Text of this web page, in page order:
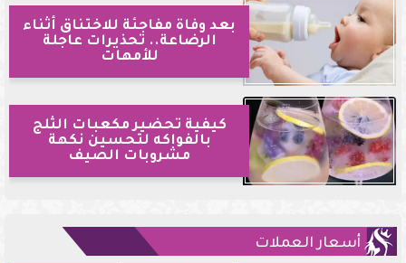
بعد وفاة مفاجئة للاختناق أثناء
الرضاعة.. تحذيرات عاجلة
للأمهات
كيفية تحضير مكعبات الثلج
بالفواكه لتحسين نكهة
مشروبات الصيف
أسعار العملات